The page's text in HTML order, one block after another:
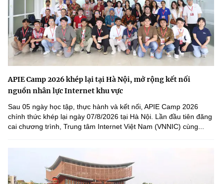
APIE Camp 2026 khép lại tại Hà Nội, mở rộng kết nối
nguồn nhân lực Internet khu vực
Sau 05 ngày học tập, thực hành và kết nối, APIE Camp 2026
chính thức khép lại ngày 07/8/2026 tại Hà Nội. Lần đầu tiên đăng
cai chương trình, Trung tâm Internet Việt Nam (VNNIC) cùng...